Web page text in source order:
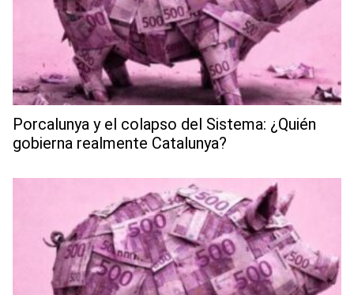
Porcalunya y el colapso del Sistema: ¿Quién
gobierna realmente Catalunya?